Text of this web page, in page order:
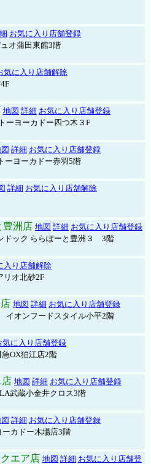
お気に入り店舗登録
オ蒲田東館3階
気に入り店舗解除
地図 詳細 お気に入り店舗登録
ーヨーカドー四つ木３F
詳細 お気に入り店舗登録
ーヨーカドー赤羽5階
詳細 お気に入り店舗解除
豊洲店 地図 詳細 お気に入り店舗登録
ドック ららぽーと豊洲３ 3階
入り店舗解除
リオ北砂2F
地図 詳細 お気に入り店舗登録
オンフードスタイル小平2階
気に入り店舗登録
OX狛江店2階
店 地図 詳細 お気に入り店舗登録
武蔵小金井クロス3階
詳細 お気に入り店舗登録
カドー木場店3階
エア店 地図 詳細 お気に入り店舗登